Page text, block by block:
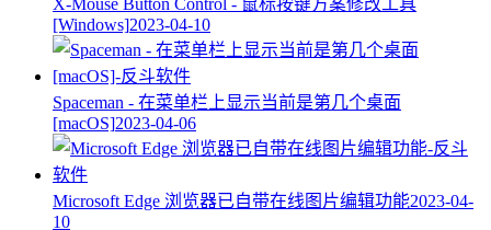
[Windows]2023-04-10
Spaceman - 在菜单栏上显示当前是第几个桌面
[macOS]2023-04-06
Microsoft Edge 浏览器已自带在线图片编辑功能2023-04-
10